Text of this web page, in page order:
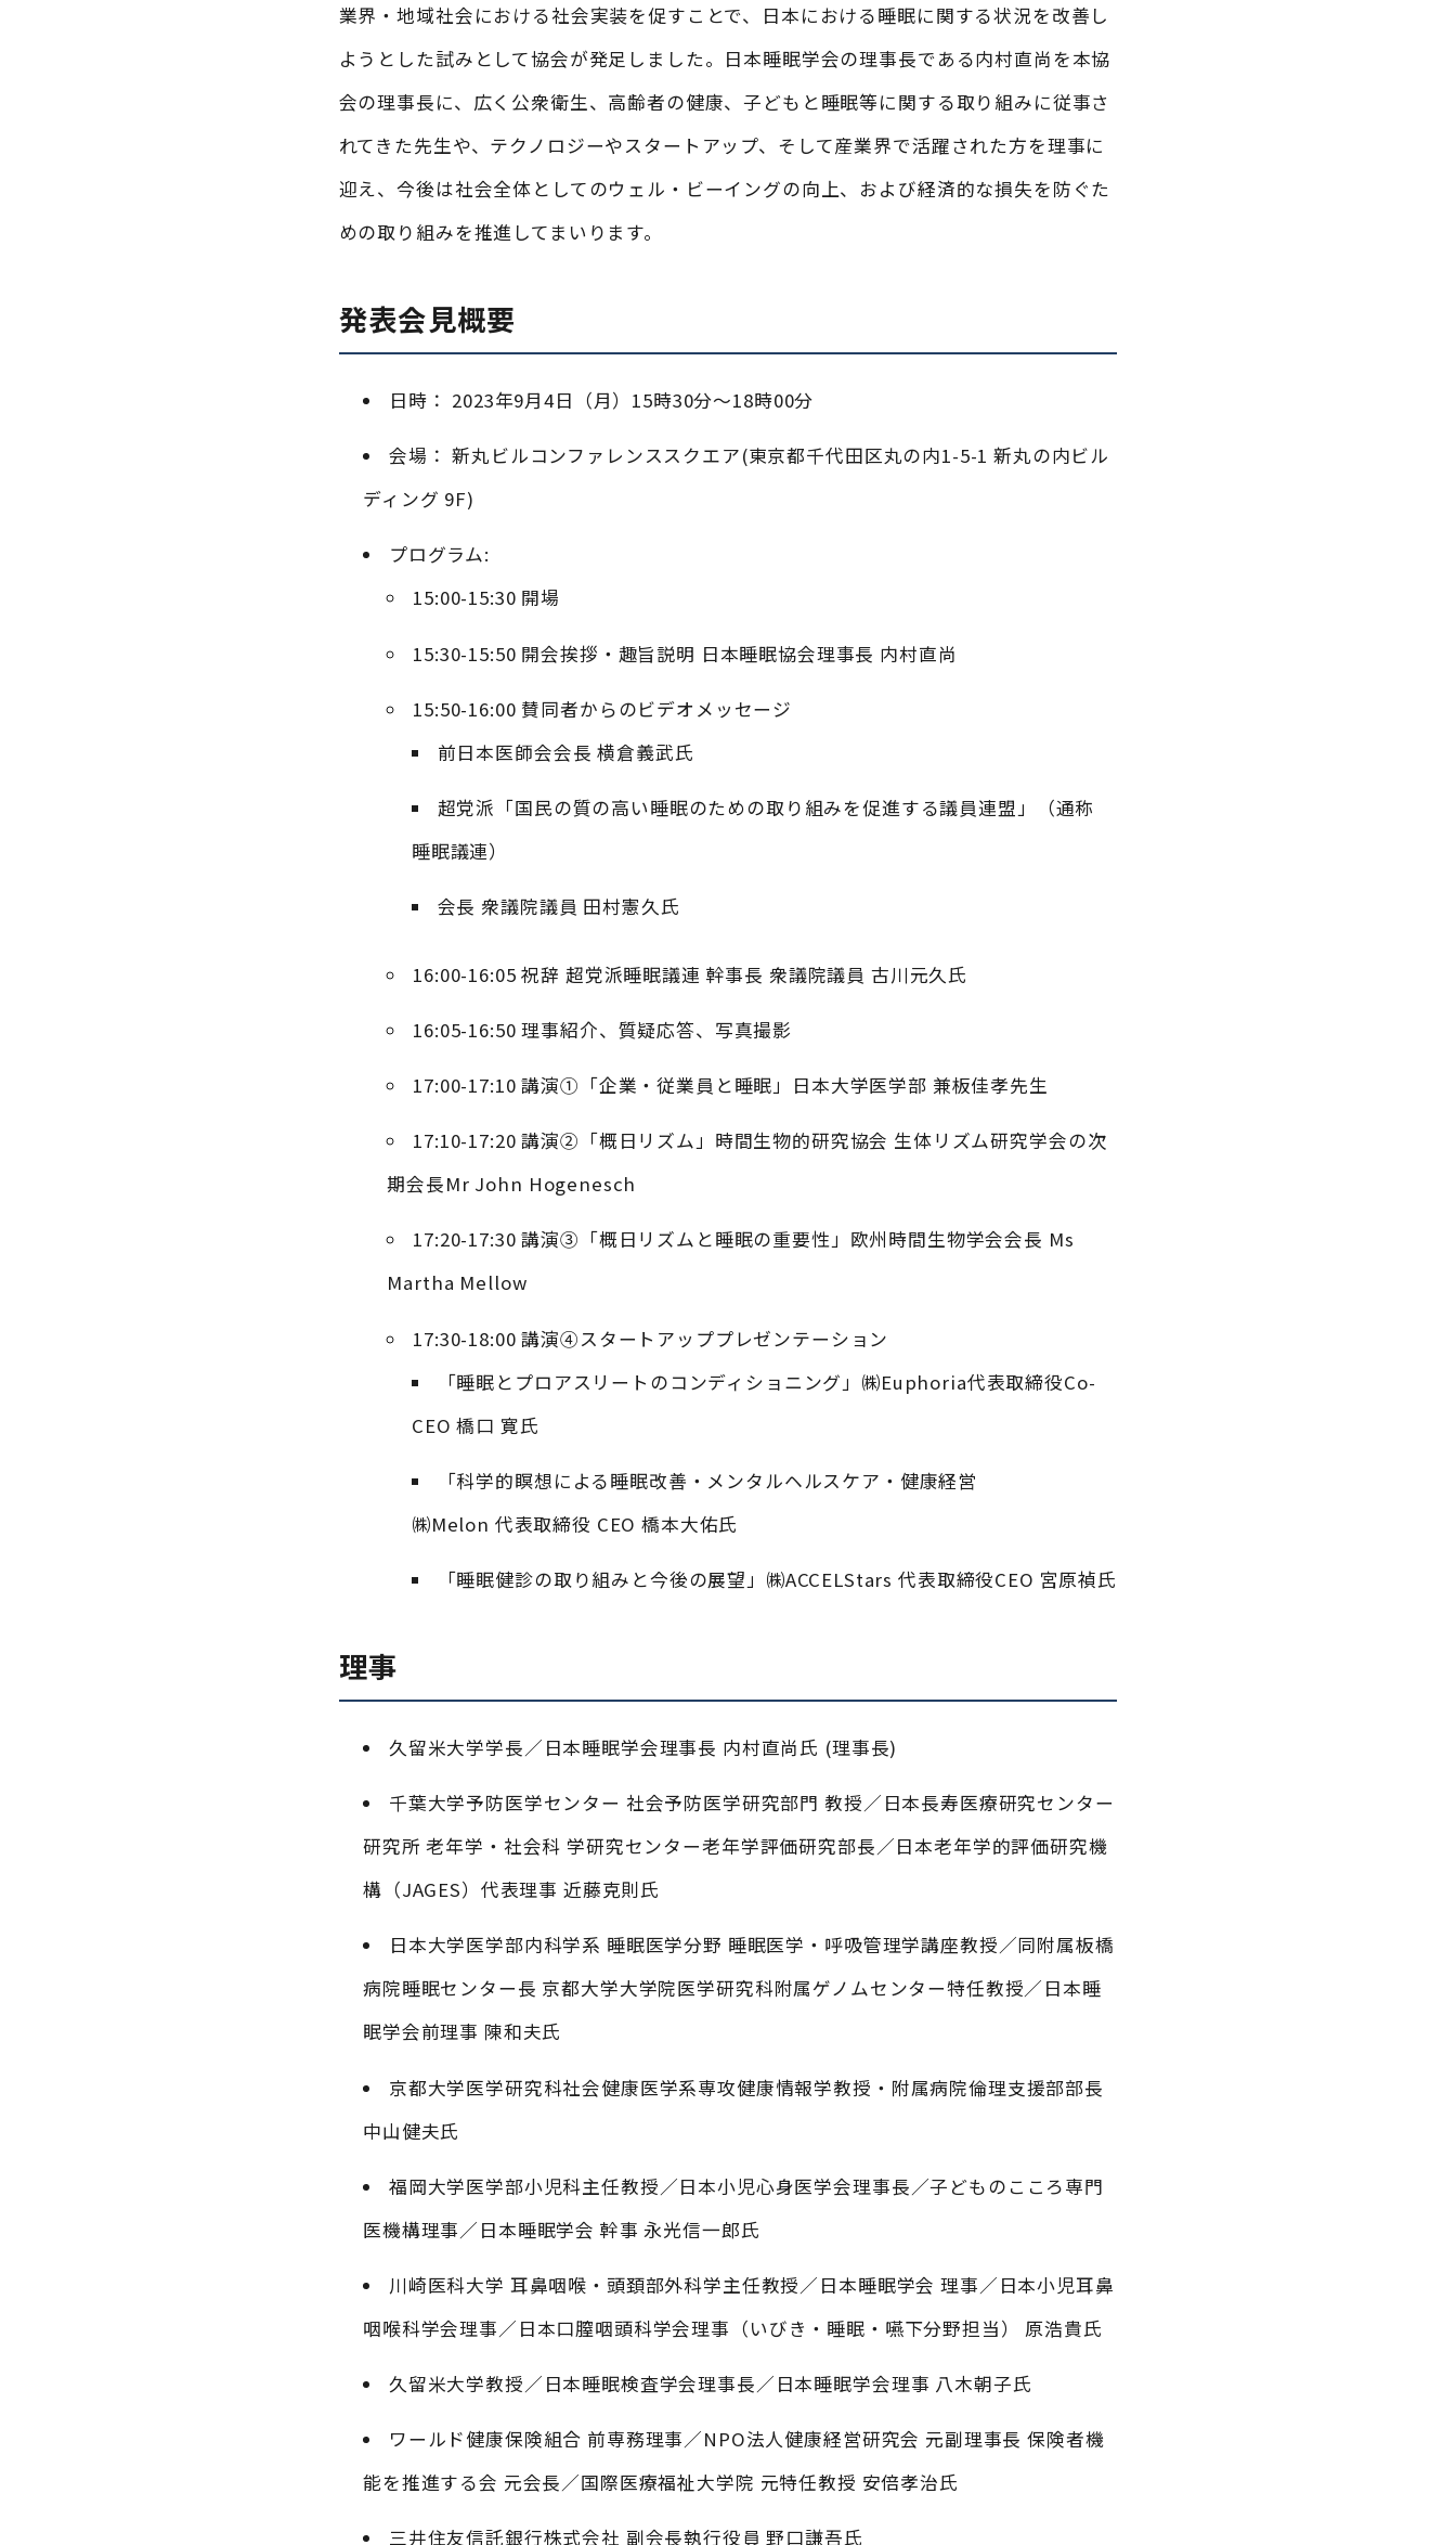
業界・地域社会における社会実装を促すことで、日本における睡眠に関する状況を改善し
ようとした試みとして協会が発足しました。日本睡眠学会の理事長である内村直尚を本協
会の理事長に、広く公衆衛生、高齢者の健康、子どもと睡眠等に関する取り組みに従事さ
れてきた先生や、テクノロジーやスタートアップ、そして産業界で活躍された方を理事に
迎え、今後は社会全体としてのウェル・ビーイングの向上、および経済的な損失を防ぐた
めの取り組みを推進してまいります。
発表会見概要
日時： 2023年9月4日（月）15時30分〜18時00分
会場： 新丸ビルコンファレンススクエア(東京都千代田区丸の内1-5-1 新丸の内ビル
ディング 9F)
プログラム:
15:00-15:30 開場
15:30-15:50 開会挨拶・趣旨説明 日本睡眠協会理事長 内村直尚
15:50-16:00 賛同者からのビデオメッセージ
前日本医師会会長 横倉義武氏
超党派「国民の質の高い睡眠のための取り組みを促進する議員連盟」（通称
睡眠議連）
会長 衆議院議員 田村憲久氏
16:00-16:05 祝辞 超党派睡眠議連 幹事長 衆議院議員 古川元久氏
16:05-16:50 理事紹介、質疑応答、写真撮影
17:00-17:10 講演①「企業・従業員と睡眠」日本大学医学部 兼板佳孝先生
17:10-17:20 講演②「概日リズム」時間生物的研究協会 生体リズム研究学会の次
期会長Mr John Hogenesch
17:20-17:30 講演③「概日リズムと睡眠の重要性」欧州時間生物学会会長 Ms
Martha Mellow
17:30-18:00 講演④スタートアッププレゼンテーション
「睡眠とプロアスリートのコンディショニング」㈱Euphoria代表取締役Co-
CEO 橋口 寛氏
「科学的瞑想による睡眠改善・メンタルヘルスケア・健康経営
㈱Melon 代表取締役 CEO 橋本大佑氏
「睡眠健診の取り組みと今後の展望」㈱ACCELStars 代表取締役CEO 宮原禎氏
理事
久留米大学学長／日本睡眠学会理事長 内村直尚氏 (理事長)
千葉大学予防医学センター 社会予防医学研究部門 教授／日本長寿医療研究センター
研究所 老年学・社会科 学研究センター老年学評価研究部長／日本老年学的評価研究機
構（JAGES）代表理事 近藤克則氏
日本大学医学部内科学系 睡眠医学分野 睡眠医学・呼吸管理学講座教授／同附属板橋
病院睡眠センター長 京都大学大学院医学研究科附属ゲノムセンター特任教授／日本睡
眠学会前理事 陳和夫氏
京都大学医学研究科社会健康医学系専攻健康情報学教授・附属病院倫理支援部部長
中山健夫氏
福岡大学医学部小児科主任教授／日本小児心身医学会理事長／子どものこころ専門
医機構理事／日本睡眠学会 幹事 永光信一郎氏
川崎医科大学 耳鼻咽喉・頭頚部外科学主任教授／日本睡眠学会 理事／日本小児耳鼻
咽喉科学会理事／日本口膣咽頭科学会理事（いびき・睡眠・嚥下分野担当） 原浩貴氏
久留米大学教授／日本睡眠検査学会理事長／日本睡眠学会理事 八木朝子氏
ワールド健康保険組合 前専務理事／NPO法人健康経営研究会 元副理事長 保険者機
能を推進する会 元会長／国際医療福祉大学院 元特任教授 安倍孝治氏
三井住友信託銀行株式会社 副会長執行役員 野口謙吾氏